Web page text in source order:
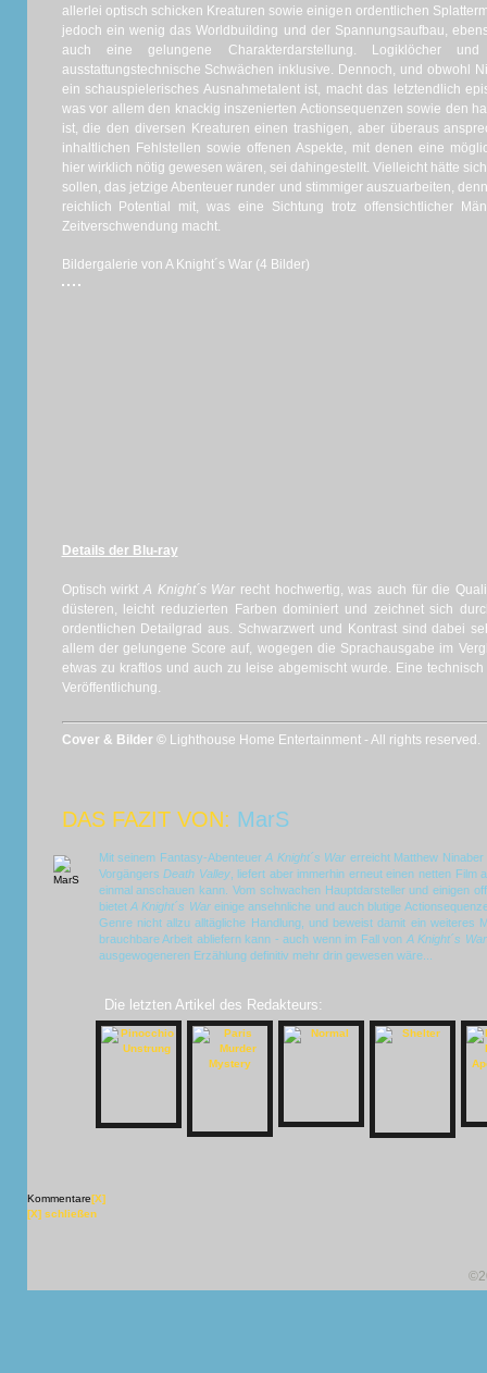
allerlei optisch schicken Kreaturen sowie einigen ordentlichen
jedoch ein wenig das Worldbuilding und der Spannungsaufbau,
auch eine gelungene Charakterdarstellung. Logiklöcher
ausstattungstechnische Schwächen inklusive. Dennoch, und obwohl
ein schauspielerisches Ausnahmetalent ist, macht das letztendlich
was vor allem den knackig inszenierten Actionsequenzen sowie den
ist, die den diversen Kreaturen einen trashigen, aber überaus
inhaltlichen Fehlstellen sowie offenen Aspekte, mit denen eine
hier wirklich nötig gewesen wären, sei dahingestellt. Vielleicht hätte
sollen, das jetzige Abenteuer runder und stimmiger auszuarbeiten,
reichlich Potential mit, was eine Sichtung trotz offensichtlicher
Zeitverschwendung macht.
Bildergalerie von A Knight´s War (4 Bilder)
Details der Blu-ray
Optisch wirkt A Knight´s War recht hochwertig, was auch für die
düsteren, leicht reduzierten Farben dominiert und zeichnet sich
ordentlichen Detailgrad aus. Schwarzwert und Kontrast sind dabei
allem der gelungene Score auf, wogegen die Sprachausgabe im
etwas zu kraftlos und auch zu leise abgemischt wurde. Eine
Veröffentlichung.
Cover & Bilder © Lighthouse Home Entertainment - All rights reserved.
DAS FAZIT VON: MarS
Mit seinem Fantasy-AbenteuerA Knight´s War erreicht Matthew
VorgängersDeath Valley, liefert aber immerhin erneut einen netten Film
einmal anschauen kann. Vom schwachen Hauptdarsteller und einigen
bietet A Knight´s War einige ansehnliche und auch blutige
Genre nicht allzu alltägliche Handlung, und beweist damit ein weiteres
brauchbare Arbeit abliefern kann - auch wenn im Fall von A Knight´s
ausgewogeneren Erzählung definitiv mehr drin gewesen wäre...
Die letzten Artikel des Redakteurs:
Kommentare[X]
[X] schließen